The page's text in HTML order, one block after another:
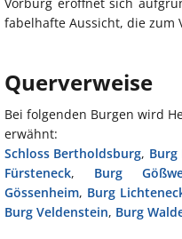
fabelhafte Aussicht, die zum
Querverweise
Bei folgenden Burgen wird
erwähnt:
Schloss Bertholdsburg, Burg
Fürsteneck, Burg
Gössenheim, Burg
Burg Veldenstein, Burg